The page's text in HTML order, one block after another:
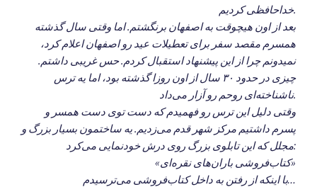
خداحافظی کردیم.
بعد از اون هیچوقت به اصفهان برنگشتم. اما وقتی سال گذشته
همسرم مقصد سفر برای تعطیلات عید رو اصفهان اعلام کرد،
نمیدونم چرا از این پیشنهاد استقبال کردم. حس غریبی داشتم.
چیزی در حدود ۳۰ سال از اون روزا گذشته بود، اما یه ترس
ناشناخته‌ای روحم رو آزار می‌داد.
وقتی دلیل این ترس رو فهمیدم که دست توی دست همسر و
پسرم داشتیم مرکز شهر قدم می‌زدیم. یه ساختمون بسیار بزرگ و
مجلل که این تابلوی بزرگ روی درش خودنمایی می‌کرد:
«کتاب‌فروشی باران‌های نقره‌ای»
با اینکه از رفتن به داخل کتاب‌فروشی می‌ترسیدم…